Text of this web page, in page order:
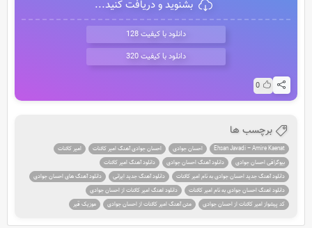
بشنوید و دریافت کنید...
دانلود با کیفیت 128
دانلود با کیفیت 320
0
برچسب ها
Ehsan Javadi – Amire Kaenat احسان جوادی احسان جوادی آهنگ امیر کائنات
امیر کائنات
بیوگرافی احسان جوادی
دانلود آهنگ احسان جوادی
دانلود آهنگ امیر کائنات
دانلود آهنگ جدید احسان جوادی به نام امیر کائنات
دانلود آهنگ جدید ایرانی
دانلود آهنگ های احسان جوادی
دانلود اهنگ احسان جوادی به نام امیر کائنات
دانلود اهنگ امیر کائنات از احسان جوادی
کد پیشواز امیر کائنات از احسان جوادی
متن آهنگ امیر کائنات از احسان جوادی موزیک قیر